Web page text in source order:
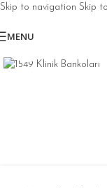
Skip to navigation Skip
MENU